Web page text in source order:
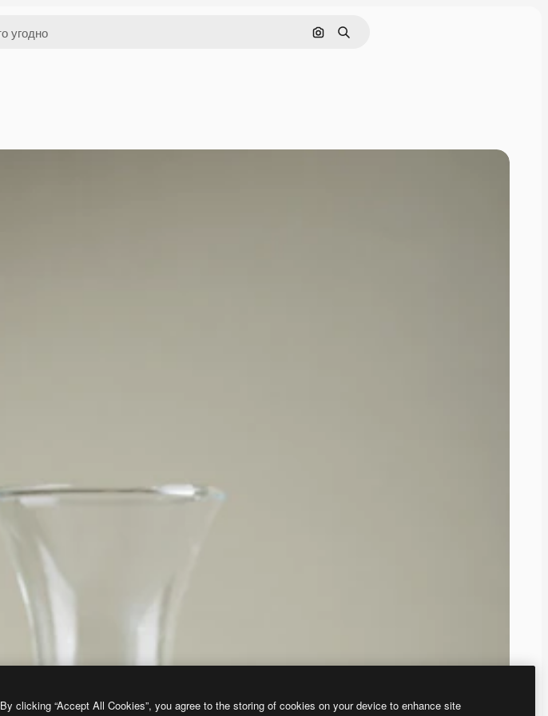
Поиск по изображению
Поиск
By clicking “Accept All Cookies”, you agree to the storing of cookies on your device to enhance site